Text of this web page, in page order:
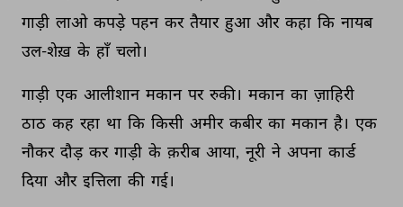
गाड़ी लाओ कपड़े पहन कर तैयार हुआ और कहा कि नायब
उल-शेख़ के हाँ चलो।
गाड़ी एक आलीशान मकान पर रुकी। मकान का ज़ाहिरी
ठाठ कह रहा था कि किसी अमीर कबीर का मकान है। एक
नौकर दौड़ कर गाड़ी के क़रीब आया, नूरी ने अपना कार्ड
दिया और इत्तिला की गई।